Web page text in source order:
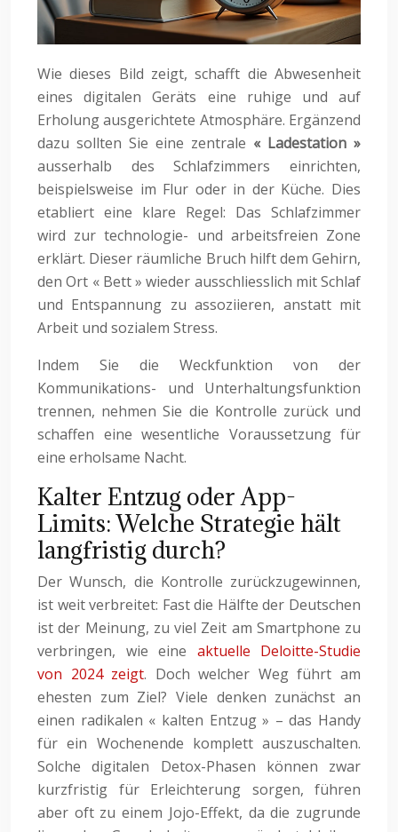
Wie dieses Bild zeigt, schafft die Abwesenheit
eines digitalen Geräts eine ruhige und auf
Erholung ausgerichtete Atmosphäre. Ergänzend
dazu sollten Sie eine zentrale « Ladestation »
ausserhalb des Schlafzimmers einrichten,
beispielsweise im Flur oder in der Küche. Dies
etabliert eine klare Regel: Das Schlafzimmer
wird zur technologie- und arbeitsfreien Zone
erklärt. Dieser räumliche Bruch hilft dem Gehirn,
den Ort « Bett » wieder ausschliesslich mit Schlaf
und Entspannung zu assoziieren, anstatt mit
Arbeit und sozialem Stress.
Indem Sie die Weckfunktion von der
Kommunikations- und Unterhaltungsfunktion
trennen, nehmen Sie die Kontrolle zurück und
schaffen eine wesentliche Voraussetzung für
eine erholsame Nacht.
Kalter Entzug oder App-
Limits: Welche Strategie hält
langfristig durch?
Der Wunsch, die Kontrolle zurückzugewinnen,
ist weit verbreitet: Fast die Hälfte der Deutschen
ist der Meinung, zu viel Zeit am Smartphone zu
verbringen, wie eine aktuelle Deloitte-Studie
von 2024 zeigt. Doch welcher Weg führt am
ehesten zum Ziel? Viele denken zunächst an
einen radikalen « kalten Entzug » – das Handy
für ein Wochenende komplett auszuschalten.
Solche digitalen Detox-Phasen können zwar
kurzfristig für Erleichterung sorgen, führen
aber oft zu einem Jojo-Effekt, da die zugrunde